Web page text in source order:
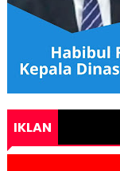
IKLAN